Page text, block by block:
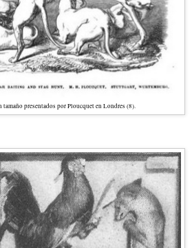
tamaño presentados por Ploucquet en Londres (8).